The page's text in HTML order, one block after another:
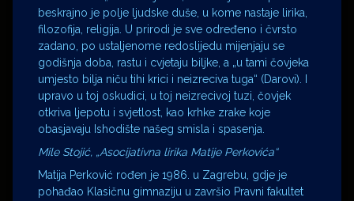
beskrajno je polje ljudske duše, u kome nastaje lirika,
filozofija, religija. U prirodi je sve određeno i čvrsto
zadano, po ustaljenome redoslijedu mijenjaju se
godišnja doba, rastu i cvjetaju biljke, a „u tami čovjeka
umjesto bilja niču tihi krici i neizreciva tuga“ (Darovi). I
upravo u toj oskudici, u toj neizrecivoj tuzi, čovjek
otkriva ljepotu i svjetlost, kao krhke zrake koje
obasjavaju Ishodište našeg smisla i spasenja.
Mile Stojić, „Asocijativna lirika Matije Perkovića“
Matija Perković rođen je 1986. u Zagrebu, gdje je
pohađao Klasičnu gimnaziju u završio Pravni fakultet